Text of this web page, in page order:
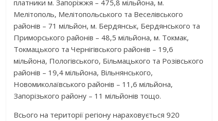
платники м. Запоріжжя – 475,8 мільйона, м.
Мелітополь, Мелітопольського та Веселівського
районів – 71 мільйон, м. Бердянськ, Бердянського та
Приморського районів – 48,5 мільйона, м. Токмак,
Токмацького та Чернігівського районів – 19,6
мільйона, Пологівського, Більмацького та Розівського
районів – 19,4 мільйона, Вільнянського,
Новомиколаївського районів – 11,6 мільйона,
Запорізького району – 11 мільйонів тощо.
Всього на території регіону нараховується 920